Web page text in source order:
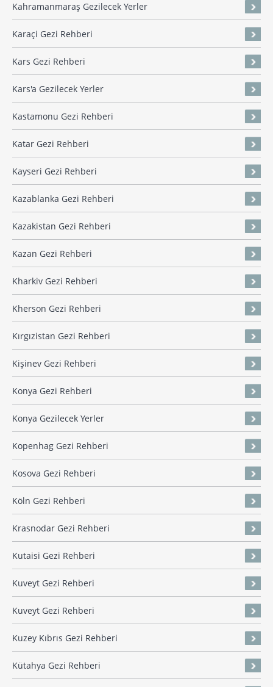
Kahramanmaraş Gezilecek Yerler
Karaçi Gezi Rehberi
Kars Gezi Rehberi
Kars'a Gezilecek Yerler
Kastamonu Gezi Rehberi
Katar Gezi Rehberi
Kayseri Gezi Rehberi
Kazablanka Gezi Rehberi
Kazakistan Gezi Rehberi
Kazan Gezi Rehberi
Kharkiv Gezi Rehberi
Kherson Gezi Rehberi
Kırgızistan Gezi Rehberi
Kişinev Gezi Rehberi
Konya Gezi Rehberi
Konya Gezilecek Yerler
Kopenhag Gezi Rehberi
Kosova Gezi Rehberi
Köln Gezi Rehberi
Krasnodar Gezi Rehberi
Kutaisi Gezi Rehberi
Kuveyt Gezi Rehberi
Kuveyt Gezi Rehberi
Kuzey Kıbrıs Gezi Rehberi
Kütahya Gezi Rehberi